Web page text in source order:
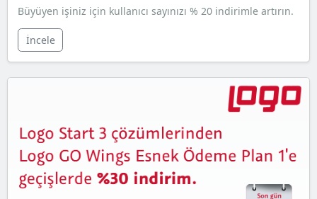
Büyüyen işiniz için kullanıcı sayınızı % 20 indirimle artırın.
İncele